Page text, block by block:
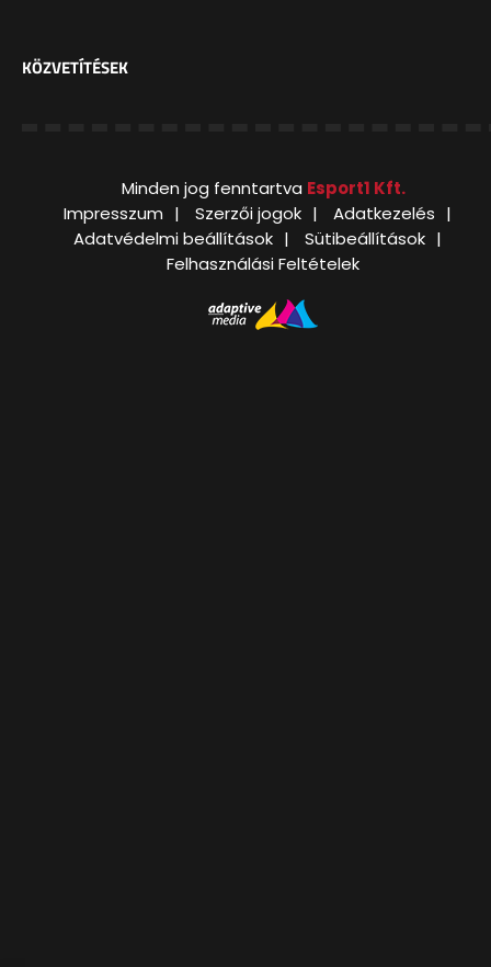
KÖZVETÍTÉSEK
Minden jog fenntartva Esport1 Kft.
Impresszum
Szerzői jogok
Adatkezelés
Adatvédelmi beállítások
Sütibeállítások
Felhasználási Feltételek